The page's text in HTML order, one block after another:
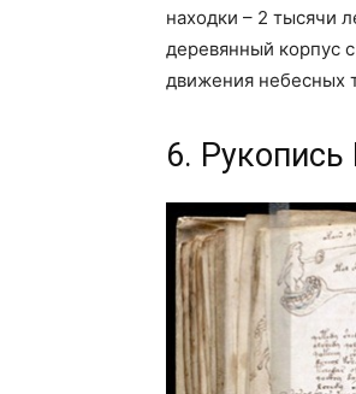
находки – 2 тысячи
деревянный корпус
движения небесных
6. Рукопись